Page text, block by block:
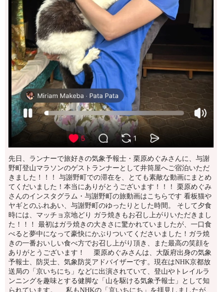
先日、ランナーで旅好きの気象予報士・栗原めぐみさんに、与謝
野町登山マラソンのゲストランナーとして井筒屋へご宿泊いただ
きました！！！ 与謝野町での滞在を、とても素敵な動画にまとめ
てくだいました！本当にありがとうございます！！！ 栗原めぐみ
さんのインスタグラム・与謝野町の旅動画はこちらです 看板猫や
ヤギとのふれあい、与謝野町のゆったりとした時間。 そして夕食
時には、マッチョ京地どり ガラ焼きもお召し上がりいただきまし
た！！！ 最初はガラ焼きの大きさに驚かれていましたが、一口食
べると夢中になって豪快にかぶりついてくださいました！ガラ焼
きの一番おいしい食べ方でお召し上がり頂き、また最高の笑顔を
ありがとうございます！ 栗原めぐみさんは、大阪府出身の気象
予報士、防災士、気象防災アドバイザーです。現在はNHK京都放
送局の「京いちにち」などに出演されていて、登山やトレイルラ
ンニングを趣味とする健脚な「山を駆ける気象予報士」として知
られています。 私もNHKの「京いちにち」を拝見しましたが、